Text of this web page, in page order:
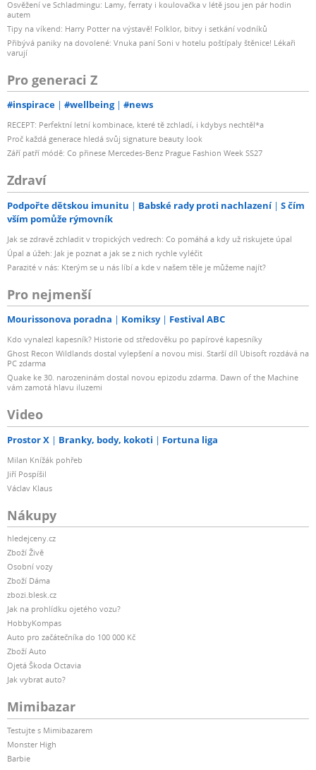
Osvěžení ve Schladmingu: Lamy, ferraty i koulovačka v létě jsou jen pár hodin
autem
Tipy na víkend: Harry Potter na výstavě! Folklor, bitvy i setkání vodníků
Přibývá paniky na dovolené: Vnuka paní Soni v hotelu poštípaly štěnice! Lékaři
varují
Pro generaci Z
#inspirace #wellbeing #news
RECEPT: Perfektní letní kombinace, které tě zchladí, i kdybys nechtěl*a
Proč každá generace hledá svůj signature beauty look
Září patří módě: Co přinese Mercedes-Benz Prague Fashion Week SS27
Zdraví
Podpořte dětskou imunitu Babské rady proti nachlazení
S čím
vším pomůže rýmovník
Jak se zdravě zchladit v tropických vedrech: Co pomáhá a kdy už riskujete úpal
Úpal a úžeh: Jak je poznat a jak se z nich rychle vyléčit
Parazité v nás: Kterým se u nás líbí a kde v našem těle je můžeme najít?
Pro nejmenší
Mourissonova poradna Komiksy Festival ABC
Kdo vynalezl kapesník? Historie od středověku po papírové kapesníky
Ghost Recon Wildlands dostal vylepšení a novou misi. Starší díl Ubisoft rozdává na
PC zdarma
Quake ke 30. narozeninám dostal novou epizodu zdarma. Dawn of the Machine
vám zamotá hlavu iluzemi
Video
Prostor X Branky, body, kokoti Fortuna liga
Milan Knížák pohřeb
Jiří Pospíšil
Václav Klaus
Nákupy
hledejceny.cz
Zboží Živě
Osobní vozy
Zboží Dáma
zbozi.blesk.cz
Jak na prohlídku ojetého vozu?
HobbyKompas
Auto pro začátečníka do 100 000 Kč
Zboží Auto
Ojetá Škoda Octavia
Jak vybrat auto?
Mimibazar
Testujte s Mimibazarem
Monster High
Barbie